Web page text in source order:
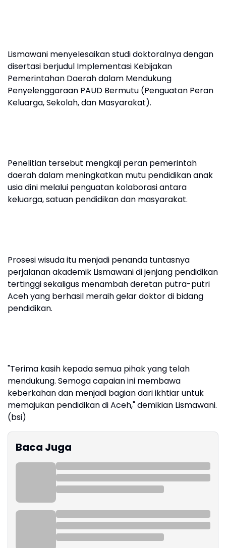
Lismawani menyelesaikan studi doktoralnya dengan
disertasi berjudul Implementasi Kebijakan
Pemerintahan Daerah dalam Mendukung
Penyelenggaraan PAUD Bermutu (Penguatan Peran
Keluarga, Sekolah, dan Masyarakat).
Penelitian tersebut mengkaji peran pemerintah
daerah dalam meningkatkan mutu pendidikan anak
usia dini melalui penguatan kolaborasi antara
keluarga, satuan pendidikan dan masyarakat.
Prosesi wisuda itu menjadi penanda tuntasnya
perjalanan akademik Lismawani di jenjang pendidikan
tertinggi sekaligus menambah deretan putra-putri
Aceh yang berhasil meraih gelar doktor di bidang
pendidikan.
"Terima kasih kepada semua pihak yang telah
mendukung. Semoga capaian ini membawa
keberkahan dan menjadi bagian dari ikhtiar untuk
memajukan pendidikan di Aceh," demikian Lismawani.
(bsi)
Baca Juga